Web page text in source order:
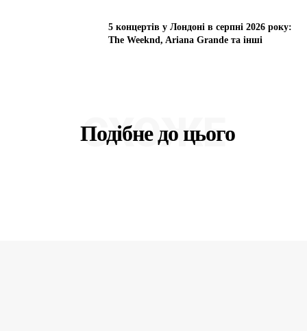
5 концертів у Лондоні в серпні 2026 року:
The Weeknd, Ariana Grande та інші
Подібне до цього
СХОЖЕ